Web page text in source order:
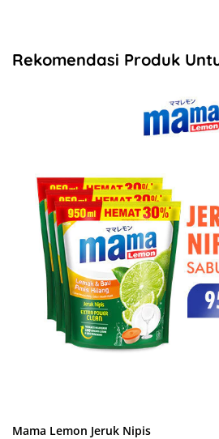
Rekomendasi Produk
Mama Lemon Jeruk Nipis